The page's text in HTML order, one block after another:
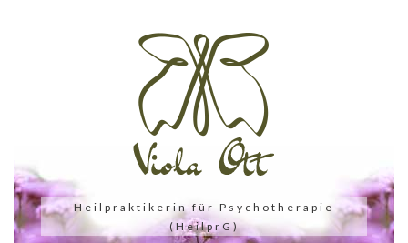
Heilpraktikerin für Psychotherapie
(HeilprG)